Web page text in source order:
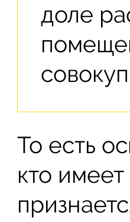
доле
То есть
кто